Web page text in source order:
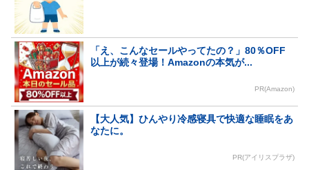
「え、こんなセールやってたの？」80％OFF
以上が続々登場！Amazonの本気が...
PR(Amazon)
【大人気】ひんやり冷感寝具で快適な睡眠をあ
なたに。
PR(アイリスプラザ)